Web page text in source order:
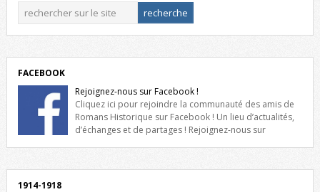
FACEBOOK
Rejoignez-nous sur Facebook !
Cliquez ici pour rejoindre la communauté des amis de
Romans Historique sur Facebook ! Un lieu d’actualités,
d’échanges et de partages ! Rejoignez-nous sur
1914-1918